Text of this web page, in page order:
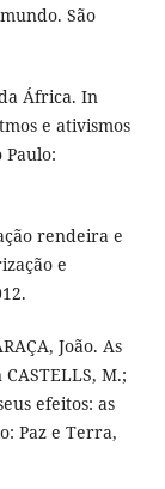
São
África. In
e ativismos
Paulo:
rendeira e
e
João. As
M.;
efeitos: as
Paz e Terra,